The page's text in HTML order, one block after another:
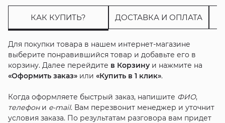
КАК КУПИТЬ? ДОСТАВКА И ОПЛАТА
Для покупки товара в нашем интернет-магазине
выберите понравившийся товар и добавьте его в
корзину. Далее перейдите в Корзинуи нажмите на
«Оформить заказ»или «Купить в 1 клик».
Когда оформляете быстрый заказ, напишите ФИО,
телефони e-mail. Вам перезвонит менеджер и уточнит
условия заказа. По результатам разговора вам придет